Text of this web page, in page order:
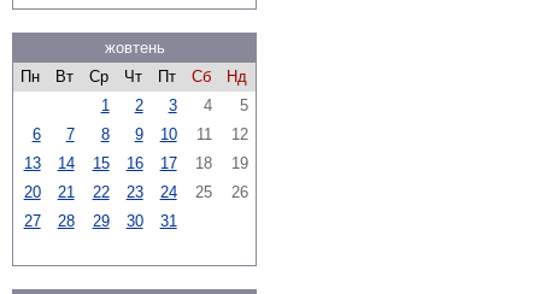
жовтень
Пн
Вт Ср Чт Пт Сб
Нд
1
2 3 4
5
6
7 8 9 10 11
12
13
14 15 16 17 18
19
20
21 22 23 24 25
26
27
28 29 30 31